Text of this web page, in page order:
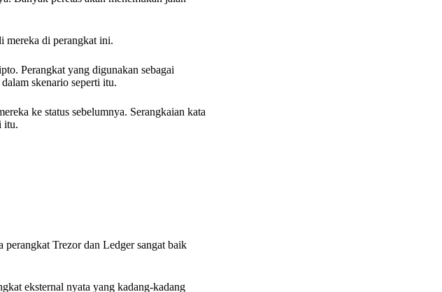
mereka di perangkat ini.
Perangkat yang digunakan sebagai
skenario seperti itu.
ke status sebelumnya. Serangkaian kata
itu.
Trezor dan Ledger sangat baik
eksternal nyata yang kadang-kadang